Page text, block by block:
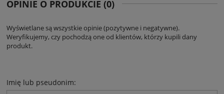
OPINIE O PRODUKCIE (0)
Wyświetlane są wszystkie opinie (pozytywne i negatywne).
Weryfikujemy, czy pochodzą one od klientów, którzy kupili dany
produkt.
Imię lub pseudonim: